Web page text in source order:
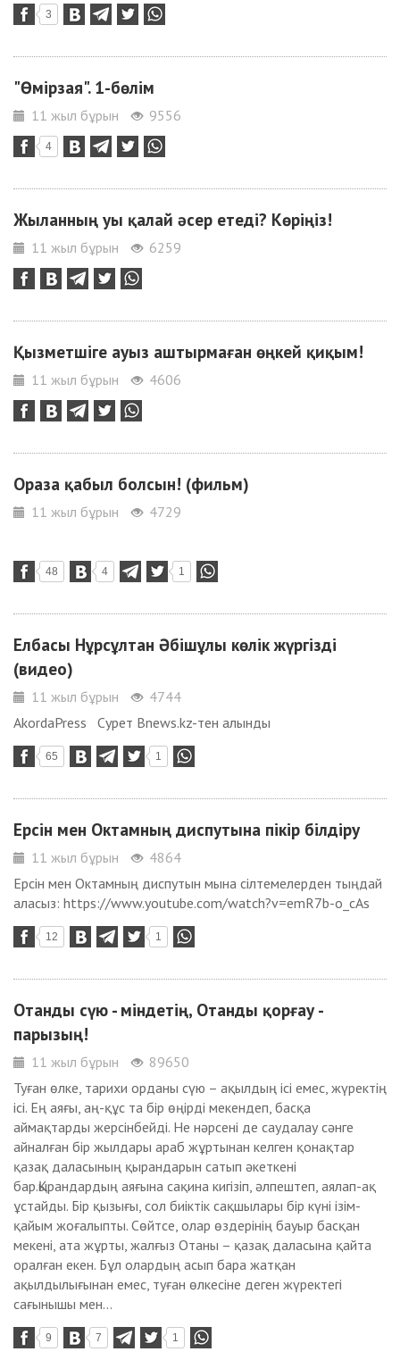
3
"Өмірзая". 1-бөлім
11 жыл бұрын 9556
4
Жыланның уы қалай әсер етеді? Көріңіз!
11 жыл бұрын 6259
Қызметшіге ауыз аштырмаған өңкей қиқым!
11 жыл бұрын 4606
Ораза қабыл болсын! (фильм)
11 жыл бұрын 4729
48 4 1
Елбасы Нұрсұлтан Әбішұлы көлік жүргізді
(видео)
11 жыл бұрын
4744
AkordaPress Сурет Bnews.kz-тен алынды
65 1
Ерсін мен Октамның диспутына пікір білдіру
11 жыл бұрын
4864
Ерсін мен Октамның диспутын мына сілтемелерден тыңдай
аласыз: https://www.youtube.com/watch?v=emR7b-o_cAs
12 1
Отанды сүю - міндетің, Отанды қорғау -
парызың!
11 жыл бұрын
89650
Туған өлке, тарихи орданы сүю – ақылдың ісі емес, жүректің
ісі. Ең аяғы, аң-құс та бір өңірді мекендеп, басқа
аймақтарды жерсінбейді. Не нәрсені де саудалау сәнге
айналған бір жылдары араб жұртынан келген қонақтар
қазақ даласының қырандарын сатып әкеткені
бар.Қырандардың аяғына сақина кигізіп, әлпештеп, аялап-ақ
ұстайды. Бір қызығы, сол биіктік сақшылары бір күні ізім-
қайым жоғалыпты. Сөйтсе, олар өздерінің бауыр басқан
мекені, ата жұрты, жалғыз Отаны – қазақ даласына қайта
оралған екен. Бұл олардың асып бара жатқан
ақылдылығынан емес, туған өлкесіне деген жүректегі
сағынышы мен...
9 7 1